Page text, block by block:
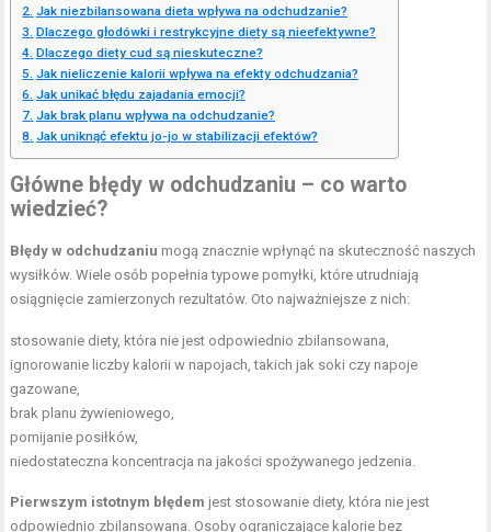
Jak niezbilansowana dieta wpływa na odchudzanie?
Dlaczego głodówki i restrykcyjne diety są nieefektywne?
Dlaczego diety cud są nieskuteczne?
Jak nieliczenie kalorii wpływa na efekty odchudzania?
Jak unikać błędu zajadania emocji?
Jak brak planu wpływa na odchudzanie?
Jak uniknąć efektu jo-jo w stabilizacji efektów?
Główne błędy w odchudzaniu – co warto
wiedzieć?
Błędy w odchudzaniu mogą znacznie wpłynąć na skuteczność naszych
wysiłków. Wiele osób popełnia typowe pomyłki, które utrudniają
osiągnięcie zamierzonych rezultatów. Oto najważniejsze z nich:
stosowanie diety, która nie jest odpowiednio zbilansowana,
ignorowanie liczby kalorii w napojach, takich jak soki czy napoje
gazowane,
brak planu żywieniowego,
pomijanie posiłków,
niedostateczna koncentracja na jakości spożywanego jedzenia.
Pierwszym istotnym błędem jest stosowanie diety, która nie jest
odpowiednio zbilansowana. Osoby ograniczające kalorie bez